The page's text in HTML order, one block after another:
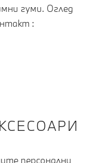
гуми. Оглед
:
персонални